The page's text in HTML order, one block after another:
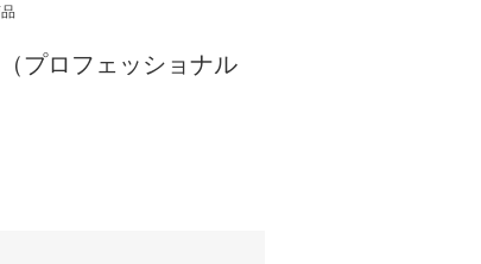
プロフェッショナル